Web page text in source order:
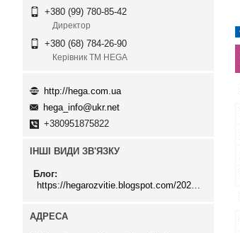
+380 (99) 780-85-42
Директор
+380 (68) 784-26-90
Керівник ТМ HEGA
http://hega.com.ua
hega_info@ukr.net
+380951875822
ІНШІ ВИДИ ЗВ'ЯЗКУ
Блог